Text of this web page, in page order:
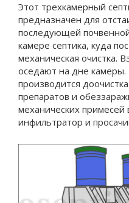
Этот трехкамерный
предназначен для
последующей
камере септика, куда
механическая очистка.
оседают на дне
производится
препаратов и
механических примесей
инфильтратор и